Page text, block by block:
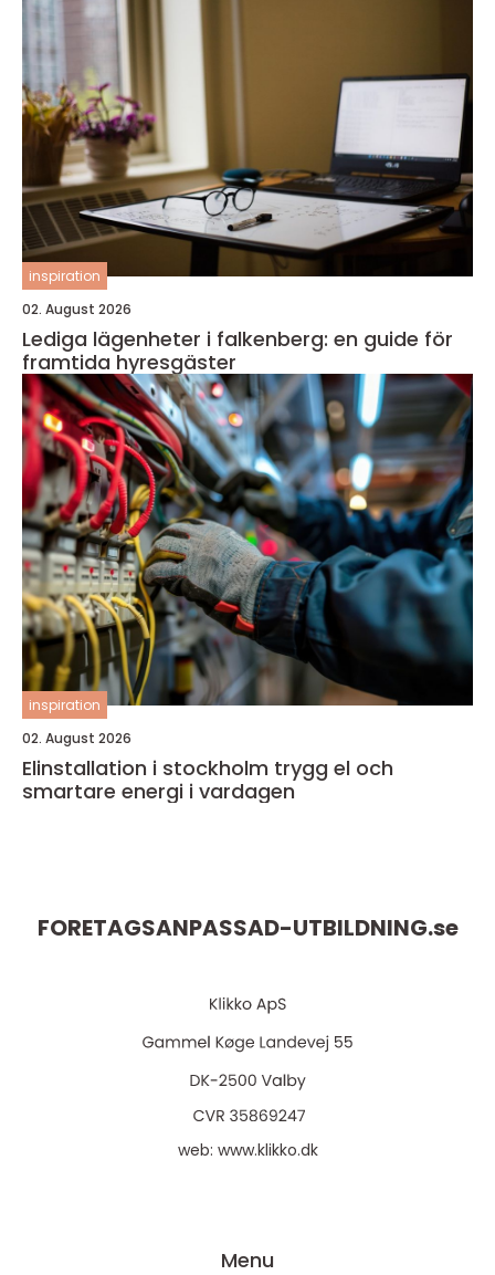
inspiration
02. August 2026
Lediga lägenheter i falkenberg: en guide för
framtida hyresgäster
inspiration
02. August 2026
Elinstallation i stockholm trygg el och
smartare energi i vardagen
FORETAGSANPASSAD-UTBILDNING.se
web: www.klikko.dk
Menu